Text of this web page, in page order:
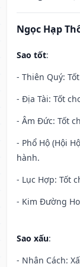
Ngọc Hạp
Sao tốt:
- Thiên Quý:
- Địa Tài: Tốt
- Âm Đức: Tốt
- Phổ Hộ (Hội
hành.
- Lục Hợp: Tốt
- Kim Đường
Sao xấu:
- Nhân Cách: